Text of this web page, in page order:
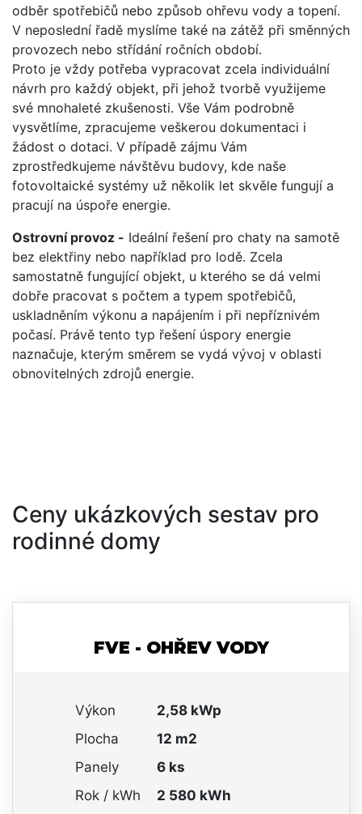
odběr spotřebičů nebo způsob ohřevu vody a topení.
V neposlední řadě myslíme také na zátěž při směnných
provozech nebo střídání ročních období.
Proto je vždy potřeba vypracovat zcela individuální
návrh pro každý objekt, při jehož tvorbě využijeme
své mnohaleté zkušenosti. Vše Vám podrobně
vysvětlíme, zpracujeme veškerou dokumentaci i
žádost o dotaci. V případě zájmu Vám
zprostředkujeme návštěvu budovy, kde naše
fotovoltaické systémy už několik let skvěle fungují a
pracují na úspoře energie.
Ostrovní provoz - Ideální řešení pro chaty na samotě
bez elektřiny nebo například pro lodě. Zcela
samostatně fungující objekt, u kterého se dá velmi
dobře pracovat s počtem a typem spotřebičů,
uskladněním výkonu a napájením i při nepříznivém
počasí. Právě tento typ řešení úspory energie
naznačuje, kterým směrem se vydá vývoj v oblasti
obnovitelných zdrojů energie.
Ceny ukázkových sestav pro
rodinné domy
FVE - OHŘEV VODY
Výkon
2,58 kWp
Plocha
12 m2
Panely
6 ks
Rok / kWh
2 580 kWh